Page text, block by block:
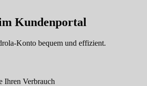
Kundenportal
Konto bequem und effizient.
Ihren Verbrauch